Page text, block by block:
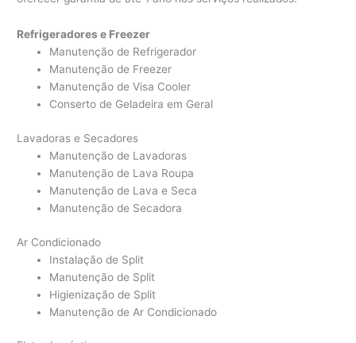
Refrigeradores e Freezer
Manutenção de Refrigerador
Manutenção de Freezer
Manutenção de Visa Cooler
Conserto de Geladeira em Geral
Lavadoras e Secadores
Manutenção de Lavadoras
Manutenção de Lava Roupa
Manutenção de Lava e Seca
Manutenção de Secadora
Ar Condicionado
Instalação de Split
Manutenção de Split
Higienização de Split
Manutenção de Ar Condicionado